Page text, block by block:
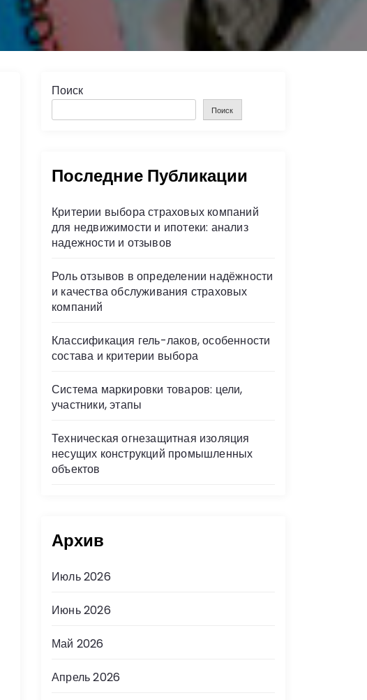
Поиск
Поиск
Последние Публикации
Критерии выбора страховых компаний
для недвижимости и ипотеки: анализ
надежности и отзывов
Роль отзывов в определении надёжности
и качества обслуживания страховых
компаний
Классификация гель-лаков, особенности
состава и критерии выбора
Система маркировки товаров: цели,
участники, этапы
Техническая огнезащитная изоляция
несущих конструкций промышленных
объектов
Архив
Июль 2026
Июнь 2026
Май 2026
Апрель 2026